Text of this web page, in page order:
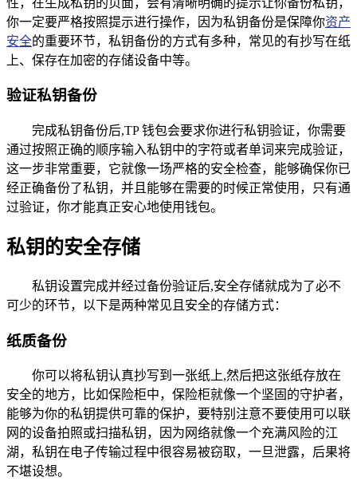
你一定要严格按照提示进行操作，因为私钥备份是保障你资产
安全的重要环节，私钥备份的方式有多种，常见的有抄写在纸
上、保存在加密的存储设备中等。
验证私钥备份
完成私钥备份后,TP 钱包会要求你进行私钥验证，你需要
通过按照正确的顺序输入私钥中的字符或者单词来完成验证，
这一步非常重要，它就像一场严格的安全检查，能够确保你已
经正确备份了私钥，并且能够在需要的时候正常使用，只有通
过验证，你才能真正安心地使用钱包。
私钥的安全存储
私钥设置完成并经过备份验证后,安全存储就成为了必不
可少的环节，以下是两种常见且安全的存储方式：
纸质备份
你可以将私钥认真抄写到一张纸上,然后把这张纸存放在
安全的地方，比如保险柜中，保险柜就像一个坚固的守护者，
能够为你的私钥提供可靠的保护，要特别注意不要使用可以联
网的设备拍照或扫描私钥，因为网络就像一个充满风险的江
湖，私钥在电子传输过程中很容易被窃取，一旦泄露，后果将
不堪设想。